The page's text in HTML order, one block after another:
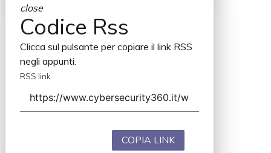
close
Codice Rss
Clicca sul pulsante per copiare il link RSS
negli appunti.
RSS link
COPIA LINK